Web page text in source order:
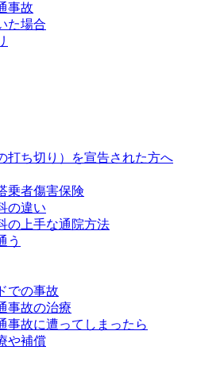
事故
た場合
打ち切り）を宣告された方へ
乗者傷害保険
の違い
の上手な通院方法
う
での事故
事故の治療
事故に遭ってしまったら
や補償